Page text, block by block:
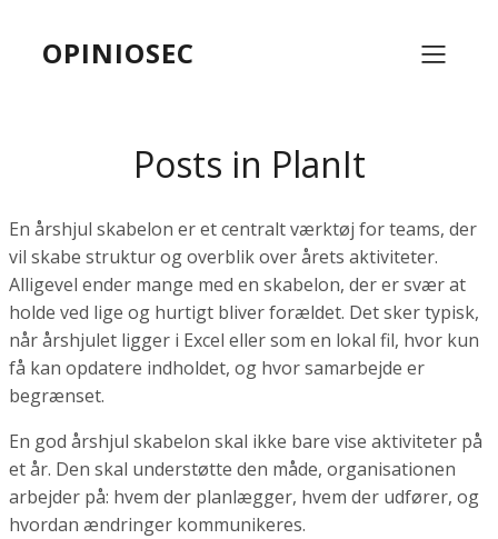
OPINIOSEC
Posts in PlanIt
En årshjul skabelon er et centralt værktøj for teams, der
vil skabe struktur og overblik over årets aktiviteter.
Alligevel ender mange med en skabelon, der er svær at
holde ved lige og hurtigt bliver forældet. Det sker typisk,
når årshjulet ligger i Excel eller som en lokal fil, hvor kun
få kan opdatere indholdet, og hvor samarbejde er
begrænset.
En god årshjul skabelon skal ikke bare vise aktiviteter på
et år. Den skal understøtte den måde, organisationen
arbejder på: hvem der planlægger, hvem der udfører, og
hvordan ændringer kommunikeres.